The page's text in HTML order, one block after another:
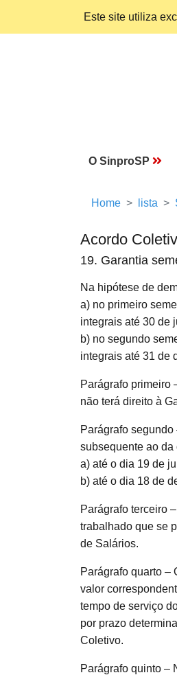
Este site utiliza
O SinproSP
Home lista
Acordo
19. Garantia
Na hipótese de
a) no primeiro
integrais até 30 de
b) no segundo
integrais até 31 de
Parágrafo primeiro
não terá direito à
Parágrafo
subsequente ao
a) até o dia 19 de
b) até o dia 18 de
Parágrafo terceiro
trabalhado que se
de Salários.
Parágrafo quarto –
valor
tempo de serviço
por prazo
Coletivo.
Parágrafo quinto –